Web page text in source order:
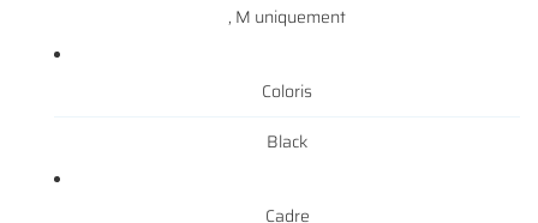
, M uniquement
Coloris
Black
Cadre